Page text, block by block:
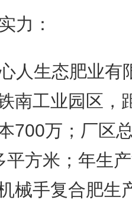
：
生态肥业有
南工业园区，
700万；厂区
平方米；年生
械手复合肥生